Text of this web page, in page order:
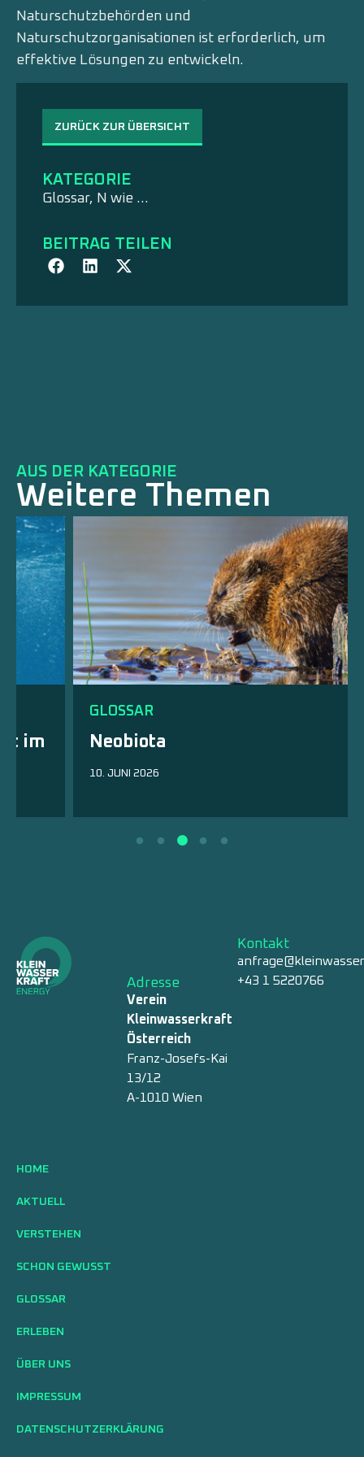
ZURÜCK ZUR ÜBERSICHT
KATEGORIE
Glossar, N wie …
BEITRAG TEILEN
Naturschutzbehörden und
Naturschutzorganisationen ist erforderlich, um
effektive Lösungen zu entwickeln.
AUS DER KATEGORIE
Weitere Themen
GLOSSAR
Neobiota
10. JUNI 2026
Adresse
Verein
Kleinwasserkraft
Österreich
Franz-Josefs-Kai
13/12
A-1010 Wien
Kontakt
+43 1 5220766
HOME
AKTUELL
VERSTEHEN
SCHON GEWUSST
GLOSSAR
ERLEBEN
ÜBER UNS
IMPRESSUM
DATENSCHUTZERKLÄRUNG